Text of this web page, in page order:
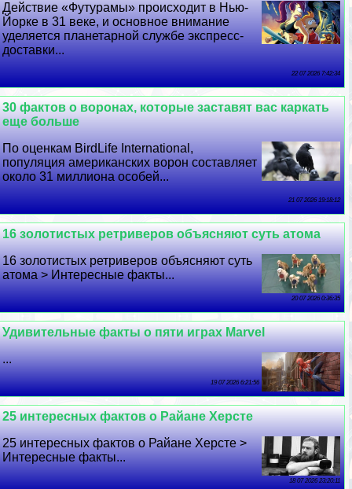
Действие «Футурамы» происходит в Нью-
Йорке в 31 веке, и основное внимание
уделяется планетарной службе экспресс-
доставки...
22 07 2026 7:42:34
30 фактов о воронах, которые заставят вас каркать
еще больше
По оценкам BirdLife International,
популяция американских ворон составляет
около 31 миллиона особей...
21 07 2026 19:18:12
16 золотистых ретриверов объясняют суть атома
16 золотистых ретриверов объясняют суть
атома > Интересные факты...
20 07 2026 0:36:35
Удивительные факты о пяти играх Marvel
...
19 07 2026 6:21:56
25 интересных фактов о Райане Херсте
25 интересных фактов о Райане Херсте >
Интересные факты...
18 07 2026 23:20:11